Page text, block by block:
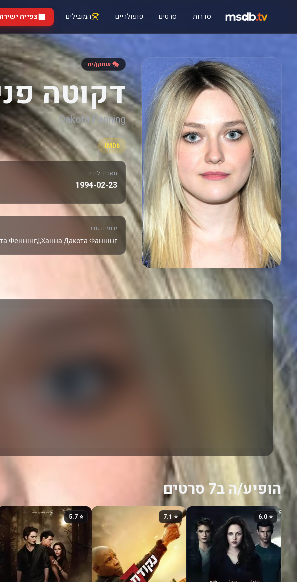
סדרות סרטים פופולריים המובילים צפייה ישירה
🎭 שחקן/ית
דקוטה
Dakota Fanning
IMDb
תאריך לידה
1994-02-23
ידועים גם כ
Феннінг,|,Ханна Дакота Фаннінг,|,
הופיע/ה ב7 סרטים
⭐ 6.0
⭐ 7.1
⭐ 5.7